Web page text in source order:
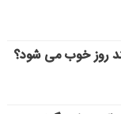
روز خوب می‌ شود؟